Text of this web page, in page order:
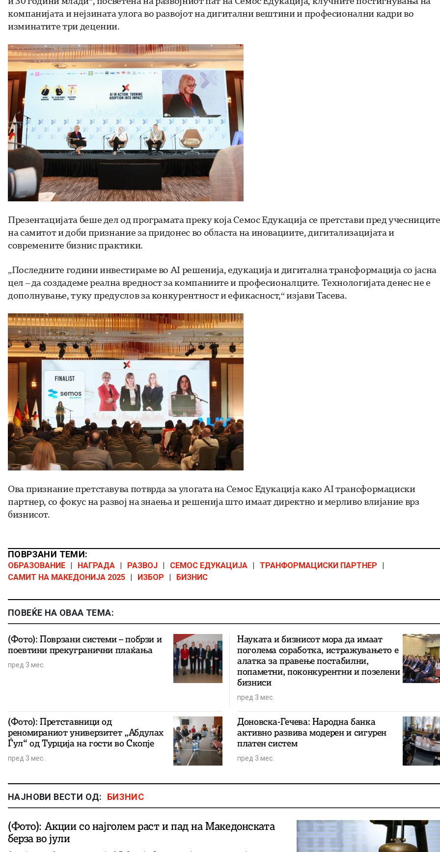
компанијата и нејзината улога во развојот на дигитални вештини и професионални кадри во
изминатите три децении.
Презентацијата беше дел од програмата преку која Семос Едукација се претстави пред учесниците
на самитот и доби признание за придонес во областа на иновациите, дигитализацијата и
современите бизнис практики.
„Последните години инвестираме во AI решенија, едукација и дигитална трансформација со јасна
цел – да создадеме реална вредност за компаниите и професионалците. Технологијата денес не е
дополнување, туку предуслов за конкурентност и ефикасност,“ изјави Тасева.
Ова признание претставува потврда за улогата на Семос Едукација како AI трансформациски
партнер, со фокус на развој на знаења и решенија што имаат директно и мерливо влијание врз
бизнисот.
ПОВРЗАНИ ТЕМИ:
ОБРАЗОВАНИЕ НАГРАДА РАЗВОЈ СЕМОС ЕДУКАЦИЈА ТРАНФОРМАЦИСКИ ПАРТНЕР
САМИТ НА МАКЕДОНИЈА 2025
ИЗБОР БИЗНИС
ПОВЕЌЕ НА ОВАА ТЕМА:
(Фото): Поврзани системи – побрзи и
поевтини прекугранични плаќања
пред 3 мес.
Науката и бизнисот мора да имаат
поголема соработка, истражувањето е
алатка за правење постабилни,
попаметни, поконкурентни и позелени
бизниси
пред 3 мес.
(Фото): Претставници од
реномираниот универзитет „Абдулах
Ѓул“ од Турција на гости во Скопје
пред 3 мес.
Доновска-Гечева: Народна банка
активно развива модерен и сигурен
платен систем
пред 3 мес.
НАЈНОВИ ВЕСТИ ОД: БИЗНИС
(Фото): Акции со најголем раст и пад на Македонската
берза во јули